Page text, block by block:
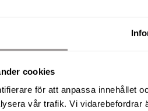
cookies
för att anpassa innehållet
vår trafik. Vi vidarebefordrar